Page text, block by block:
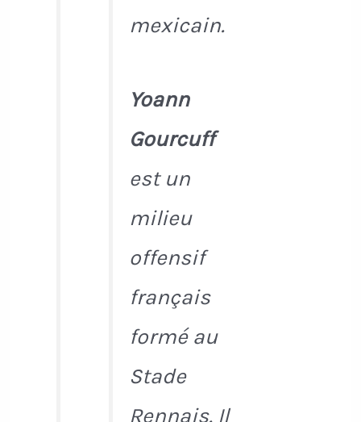
mexicain.
Yoann
Gourcuff
est un
milieu
offensif
français
formé au
Stade
Rennais. Il